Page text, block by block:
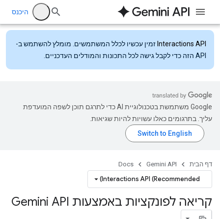
היכנס
Interactions API זמין עכשיו לכלל המשתמשים. מומלץ להשתמש ב-
API הזה כדי לקבל גישה לכל התכונות והמודלים העדכניים.
‫Google משתמשת בטכנולוגיית AI כדי לתרגם תוכן לשפה המועדפת
עליך. בתרגומים כאלו עשויות להיות שגיאות.
דף הבית Gemini API
Docs
Interactions API (Recommended)
קריאה לפונקציות באמצעות Gemini API